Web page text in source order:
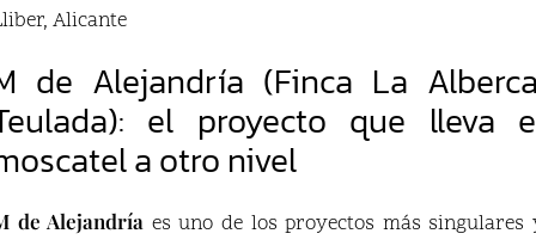
Alicante
de Alejandría (Finca La
el proyecto que lleva
a otro nivel
de Alejandría es uno de los proyectos más singulares